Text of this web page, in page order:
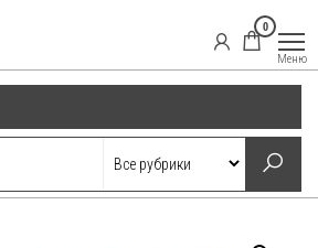
0
Меню